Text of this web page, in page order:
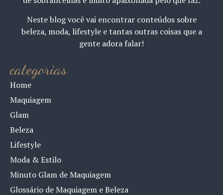
Neste blog você vai encontrar conteúdos sobre
beleza, moda, lifestyle e tantas outras coisas que a
gente adora falar!
categorias
Home
Maquiagem
Glam
Beleza
Lifestyle
Moda & Estilo
Minuto Glam de Maquiagem
Glossário de Maquiagem e Beleza